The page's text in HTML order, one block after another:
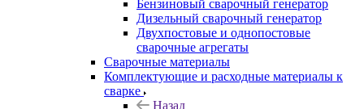
Бензиновый сварочный генератор
Дизельный сварочный генератор
Двухпостовые и однопостовые
сварочные агрегаты
Сварочные материалы
Комплектующие и расходные материалы к
сварке
Назад